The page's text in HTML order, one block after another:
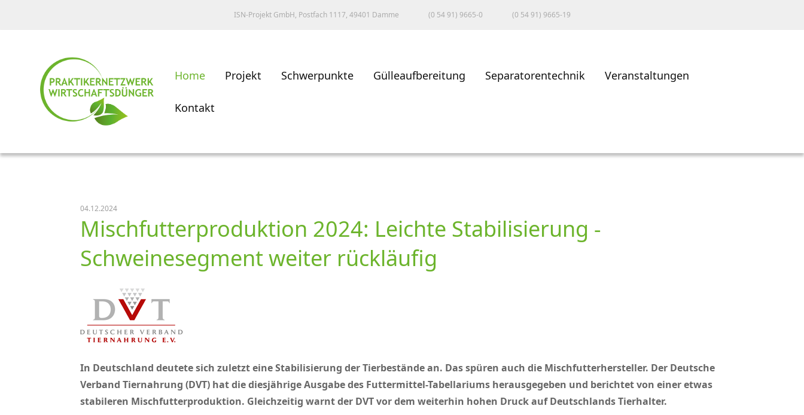
ISN-Projekt GmbH, Postfach 1117, 49401 Damme (0 54 91) 9665-0 (0 54 91) 9665-19
Home Projekt Schwerpunkte Gülleaufbereitung Separatorentechnik Veranstaltungen
Kontakt
04.12.2024
Mischfutterproduktion 2024: Leichte Stabilisierung -
Schweinesegment weiter rückläufig
In Deutschland deutete sich zuletzt eine Stabilisierung der Tierbestände an. Das spüren auch die Mischfutterhersteller. Der Deutsche
Verband Tiernahrung (DVT) hat die diesjährige Ausgabe des Futtermittel-Tabellariums herausgegeben und berichtet von einer etwas
stabileren Mischfutterproduktion. Gleichzeitig warnt der DVT vor dem weiterhin hohen Druck auf Deutschlands Tierhalter.